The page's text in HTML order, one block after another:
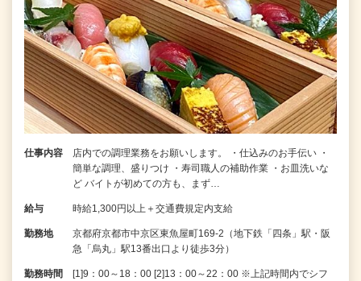
仕事内容
店内での調理業務をお願いします。 ・仕込みのお手伝い ・
簡単な調理、盛りつけ ・寿司職人の補助作業 ・お皿洗いな
ど バイトが初めての方も、まず…
給与 時給1,300円以上＋交通費規定内支給
勤務地
京都府京都市中京区東魚屋町169-2（地下鉄「四条」駅・阪
急「烏丸」駅13番出口より徒歩3分）
勤務時間
[1]9：00～18：00 [2]13：00～22：00 ※上記時間内でシフ